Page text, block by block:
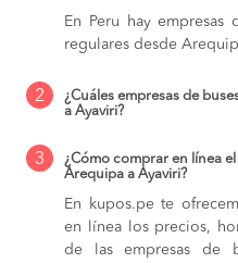
En Peru hay empresas
regulares desde
2
¿Cuáles empresas de
a Ayaviri?
3
¿Cómo comprar en línea
Arequipa a Ayaviri?
En kupos.pe te
en línea los precios,
de las empresas de